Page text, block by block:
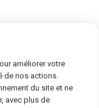
|Cookie-Richtlinie
améliorer votre
de nos actions.
du site et ne
avec plus de